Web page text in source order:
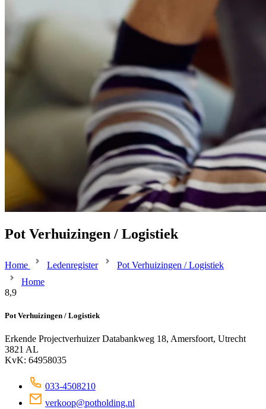
Pot Verhuizingen / Logistiek
Home Ledenregister
Pot Verhuizingen / Logistiek
Home
8,9
Pot Verhuizingen / Logistiek
Erkende ProjectverhuizerDatabankweg 18, Amersfoort, Utrecht
3821 AL
KvK: 64958035
033-4508210
verkoop@potholding.nl